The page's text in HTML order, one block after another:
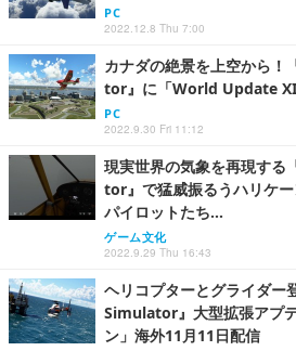
PC
2022.12.8 Thu 7:00
カナダの絶景を上空から
tor』に「World Update
PC
2022.9.30 Fri 11:12
現実世界の気象を再現す
tor』で猛威振るうハリケ
パイロットたち…
ゲーム文化
2022.9.29 Thu 16:43
ヘリコプターとグライダ
Simulator』大型拡張アプ
ン」海外11月11日配信